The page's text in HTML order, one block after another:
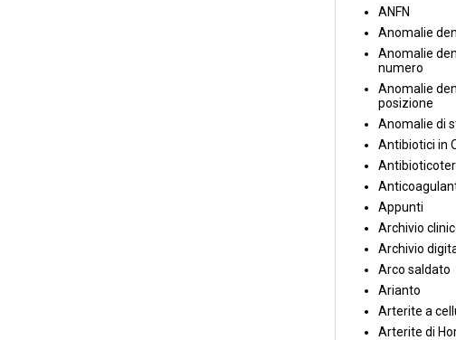
ANFN
Anomalie
Anomalie
numero
Anomalie
posizione
Anomalie di
Antibiotici in
Appunti
Archivio
Archivio
Arco saldato
Arianto
Arterite a
Arterite di